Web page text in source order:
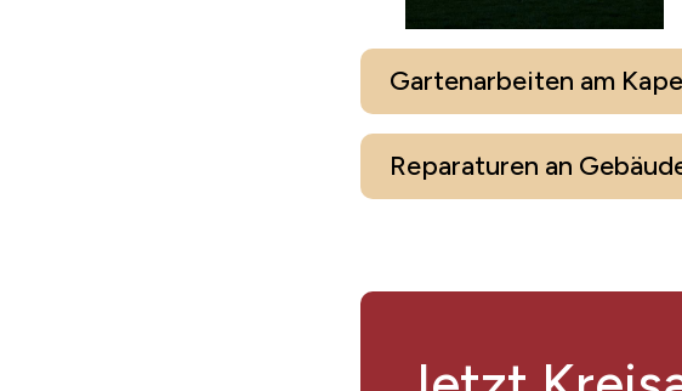
Gartenarbeiten am
Reparaturen an